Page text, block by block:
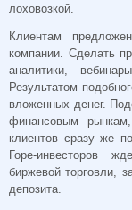
лоховозкой.
Клиентам
компании. Сделать
аналитики,
Результатом
вложенных денег.
финансовым
клиентов сразу же
Горе-инвесторов
биржевой торговли,
депозита.